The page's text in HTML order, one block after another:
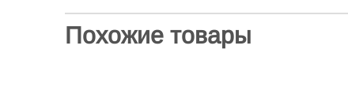
Похожие товары